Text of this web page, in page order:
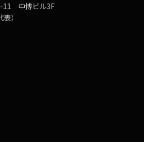
11 中博ビル3F
）